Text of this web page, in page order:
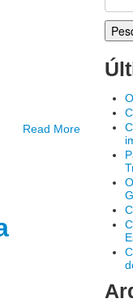
Read More
por: